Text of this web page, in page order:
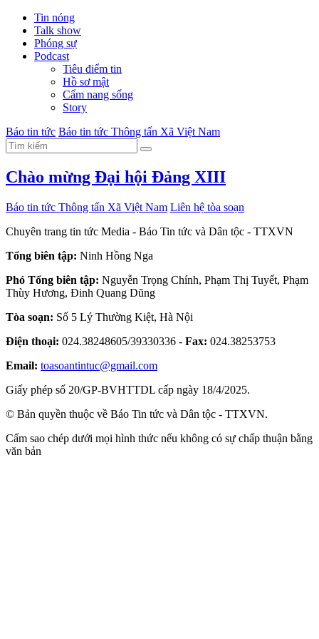
Tin nóng
Talk show
Phóng sự
Podcast
Tiêu điểm tin
Hồ sơ mật
Cẩm nang sống
Story
Báo tin tức Báo tin tức Thông tấn Xã Việt Nam
Chào mừng Đại hội Đảng XIII
Báo tin tức Thông tấn Xã Việt Nam Liên hệ tòa soạn
Chuyên trang tin tức Media - Báo Tin tức và Dân tộc - TTXVN
Tổng biên tập: Ninh Hồng Nga
Phó Tổng biên tập: Nguyễn Trọng Chính, Phạm Thị Tuyết, Phạm
Thùy Hương, Đinh Quang Dũng
Tòa soạn: Số 5 Lý Thường Kiệt, Hà Nội
Điện thoại: 024.38248605/39330336 - Fax: 024.38253753
Email: toasoantintuc@gmail.com
Giấy phép số 20/GP-BVHTTDL cấp ngày 18/4/2025.
© Bản quyền thuộc về Báo Tin tức và Dân tộc - TTXVN.
Cấm sao chép dưới mọi hình thức nếu không có sự chấp thuận bằng
văn bản